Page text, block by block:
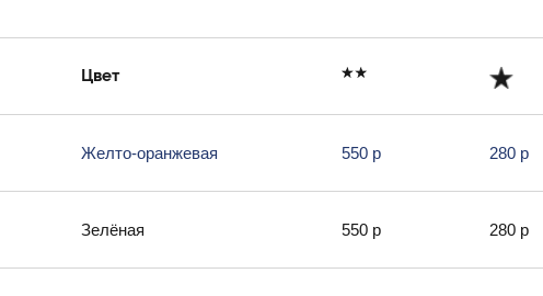
Цвет
Желто-оранжевая 550 р 280 р
Зелёная 550 р 280 р